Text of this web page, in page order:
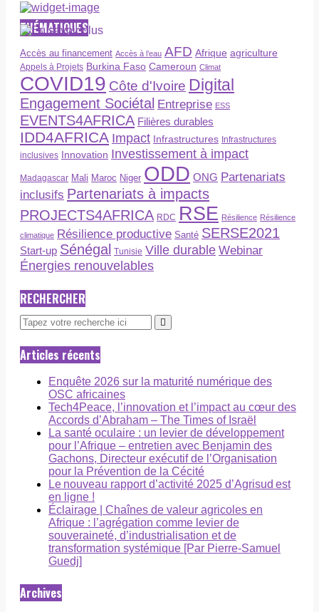
THÉMATIQUES
Accès au financement Accès à l’eau AFD Afrique agriculture
Appels à Projets Burkina Faso Cameroun Climat
COVID19 Côte d'Ivoire Digital
Engagement Sociétal Entreprise ESS
EVENTS4AFRICA Filières durables
IDD4AFRICA Impact Infrastructures Infrastructures
inclusives Innovation Investissement à impact
Madagascar Mali Maroc Niger ODD ONG Partenariats
inclusifs Partenariats à impacts
PROJECTS4AFRICA RDC RSE Résilience Résilience
climatique Résilience productive Santé SERSE2021
Start-up Sénégal Tunisie Ville durable Webinar
Énergies renouvelables
RECHERCHER
Articles récents
Enquête 2026 sur la maturité numérique des
OSC africaines
Tech4Peace, l’innovation et l’impact au cœur des
Accords d’Abraham – The Times of Israël
La santé oculaire : un levier de développement
pour l’Afrique – entretien avec Benjamin des
Gachons, Directeur exécutif de l’Organisation
pour la Prévention de la Cécité
Le nouveau rapport d’activité 2025 d’Agrisud est
en ligne !
Éclairage | Chaînes de valeur agricoles en
Afrique : l’agrégation comme levier de
souveraineté, d’industrialisation et de
transformation systémique [Par Pierre-Samuel
Guedj]
Archives